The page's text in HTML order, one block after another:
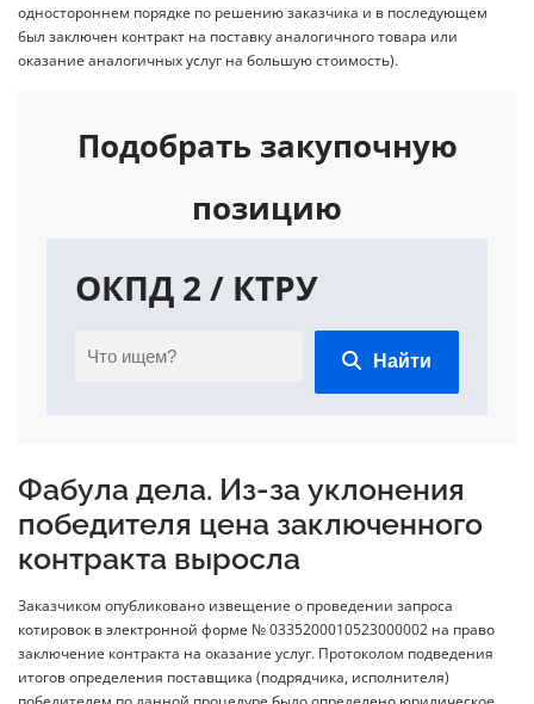
одностороннем порядке по решению заказчика и в последующем
был заключен контракт на поставку аналогичного товара или
оказание аналогичных услуг на большую стоимость).
Подобрать закупочную
позицию
ОКПД 2 / КТРУ
Найти
Фабула дела. Из-за уклонения
победителя цена заключенного
контракта выросла
Заказчиком опубликовано извещение о проведении запроса
котировок в электронной форме № 0335200010523000002 на право
заключение контракта на оказание услуг. Протоколом подведения
итогов определения поставщика (подрядчика, исполнителя)